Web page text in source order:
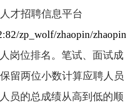
才招聘信息平台
zp_wolf/zhaopin/
岗位排名。笔试、面试成
留两位小数计算应聘人员
员的总成绩从高到低的顺